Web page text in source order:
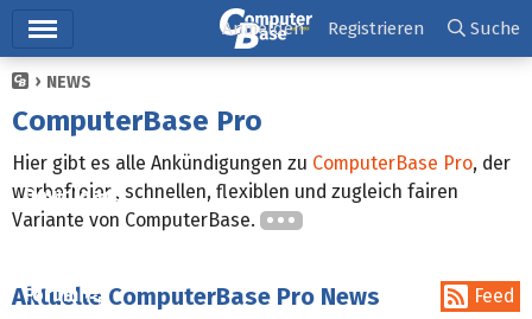
Ticker
Downloads
Forum
Anmelden Registrieren Suche
NEWS
ComputerBase Pro
Hier gibt es alle Ankündigungen zu ComputerBase Pro, der
werbefreien, schnellen, flexiblen und zugleich fairen
Variante von ComputerBase.
Aktuelle ComputerBase Pro News Feed